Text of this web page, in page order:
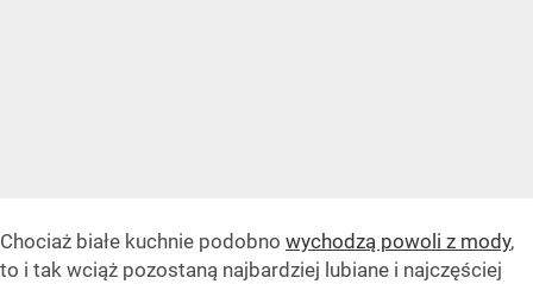
Chociaż białe kuchnie podobno wychodzą powoli z mody,
to i tak wciąż pozostaną najbardziej lubiane i najczęściej